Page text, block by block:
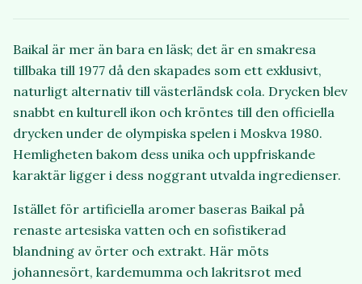
Baikal är mer än bara en läsk; det är en smakresa
tillbaka till 1977 då den skapades som ett exklusivt,
naturligt alternativ till västerländsk cola. Drycken blev
snabbt en kulturell ikon och kröntes till den officiella
drycken under de olympiska spelen i Moskva 1980.
Hemligheten bakom dess unika och uppfriskande
karaktär ligger i dess noggrant utvalda ingredienser.
Istället för artificiella aromer baseras Baikal på
renaste artesiska vatten och en sofistikerad
blandning av örter och extrakt. Här möts
johannesört, kardemumma och lakritsrot med